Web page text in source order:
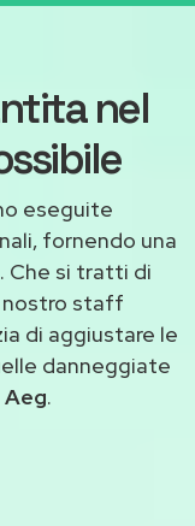
nel
eseguite
fornendo una
Che si tratti di
nostro staff
di aggiustare le
danneggiate
Aeg.